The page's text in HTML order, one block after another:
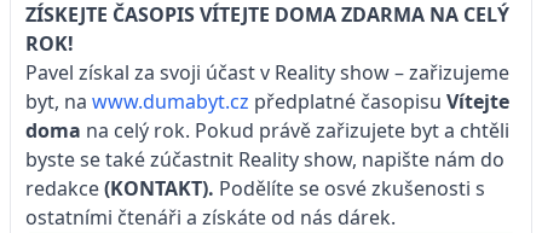
ZÍSKEJTE ČASOPIS VÍTEJTE DOMA ZDARMA NA CELÝ
ROK!
Pavel získal za svoji účast v Reality show – zařizujeme
byt, na www.dumabyt.cz předplatné časopisu Vítejte
doma na celý rok. Pokud právě zařizujete byt a chtěli
byste se také zúčastnit Reality show, napište nám do
redakce(KONTAKT). Podělíte se osvé zkušenosti s
ostatními čtenáři a získáte od nás dárek.